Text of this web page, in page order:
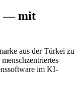
— mit
aus der Türkei zu
im KI-